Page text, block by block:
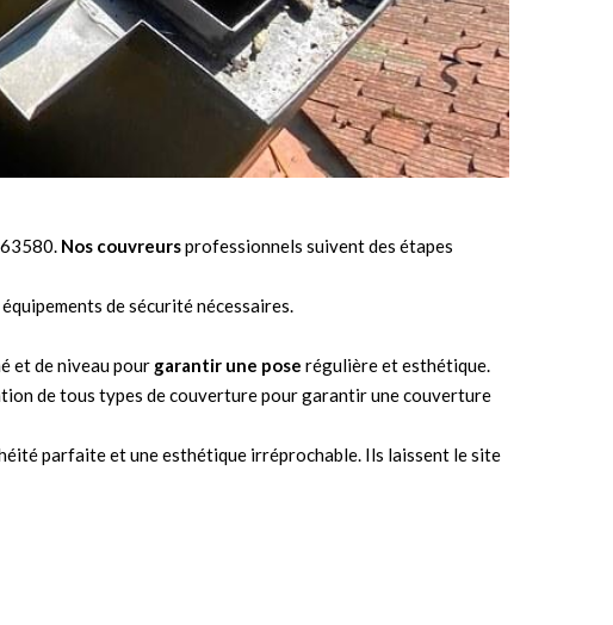
Nos couvreursprofessionnels suivent des étapes
de sécurité nécessaires.
et de niveau pour garantir une pose régulière et esthétique.
de tous types de couverture pour garantir une couverture
parfaite et une esthétique irréprochable. Ils laissent le site